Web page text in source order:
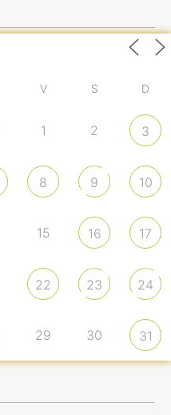
V S D
1 2 3
8 9 10
15 16 17
22 23 24
29 30 31